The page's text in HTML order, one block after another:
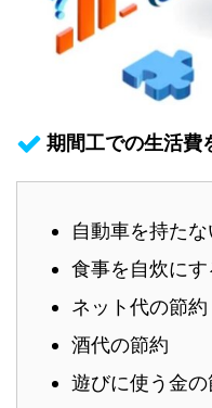
期間工での生活費
自動車を持た
食事を自炊にす
ネット代の節約
酒代の節約
遊びに使う金の